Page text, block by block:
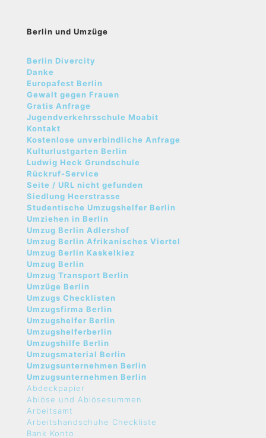
Berlin und Umzüge
Berlin Divercity
Danke
Europafest Berlin
Gewalt gegen Frauen
Gratis Anfrage
Jugendverkehrsschule Moabit
Kontakt
Kostenlose unverbindliche Anfrage
Kulturlustgarten Berlin
Ludwig Heck Grundschule
Rückruf-Service
Seite / URL nicht gefunden
Siedlung Heerstrasse
Studentische Umzugshelfer Berlin
Umziehen in Berlin
Umzug Berlin Adlershof
Umzug Berlin Afrikanisches Viertel
Umzug Berlin Kaskelkiez
Umzug Berlin
Umzug Transport Berlin
Umzüge Berlin
Umzugs Checklisten
Umzugsfirma Berlin
Umzugshelfer Berlin
Umzugshelferberlin
Umzugshilfe Berlin
Umzugsmaterial Berlin
Umzugsunternehmen Berlin
Umzugsunternehmen Berlin
Abdeckpapier
Ablöse und Ablösesummen
Arbeitsamt
Arbeitshandschuhe Checkliste
Bank Konto